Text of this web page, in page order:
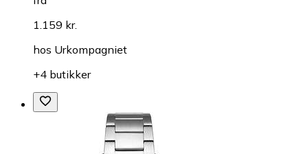
1.159 kr.
hos Urkompagniet
+4 butikker